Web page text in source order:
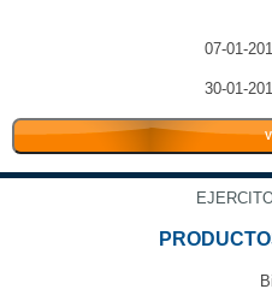
07-01-
30-01-